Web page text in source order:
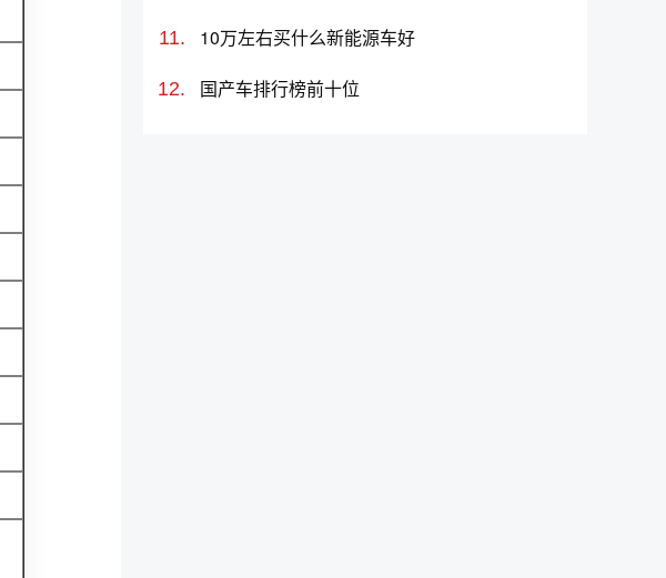
10万左右买什么新能源车好
国产车排行榜前十位